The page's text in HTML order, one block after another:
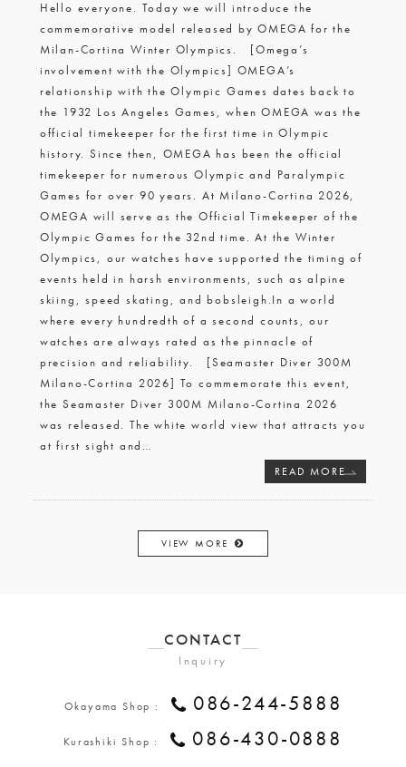
Hello everyone. Today we will introduce the
commemorative model released by OMEGA for the
Milan-Cortina Winter Olympics. [Omega’s
involvement with the Olympics] OMEGA’s
relationship with the Olympic Games dates back to
the 1932 Los Angeles Games, when OMEGA was the
official timekeeper for the first time in Olympic
history. Since then, OMEGA has been the official
timekeeper for numerous Olympic and Paralympic
Games for over 90 years. At Milano-Cortina 2026,
OMEGA will serve as the Official Timekeeper of the
Olympic Games for the 32nd time. At the Winter
Olympics, our watches have supported the timing of
events held in harsh environments, such as alpine
skiing, speed skating, and bobsleigh.In a world
where every hundredth of a second counts, our
watches are always rated as the pinnacle of
precision and reliability. [Seamaster Diver 300M
Milano-Cortina 2026] To commemorate this event,
the Seamaster Diver 300M Milano-Cortina 2026
was released. The white world view that attracts you
at first sight and …
READ MORE
VIEW MORE
CONTACT
Inquiry
Okayama Shop : 086-244-5888
Kurashiki Shop : 086-430-0888